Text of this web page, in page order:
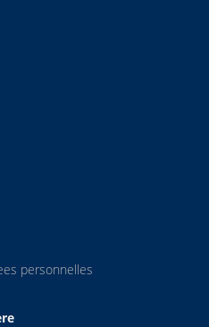
personnelles